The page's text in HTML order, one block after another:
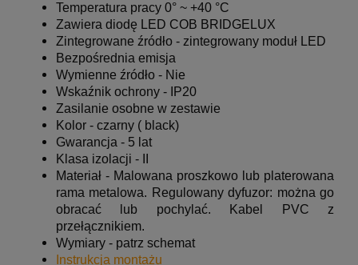
Temperatura pracy 0° ~ +40 °C
Zawiera diodę LED COB BRIDGELUX
Zintegrowane źródło - zintegrowany moduł LED
Bezpośrednia emisja
Wymienne źródło - Nie
Wskaźnik ochrony - IP20
Zasilanie osobne w zestawie
Kolor - czarny ( black)
Gwarancja - 5 lat
Klasa izolacji - II
Materiał - Malowana proszkowo lub platerowana
rama metalowa. Regulowany dyfuzor: można go
obracać lub pochylać. Kabel PVC z
przełącznikiem.
Wymiary - patrz schemat
Instrukcja montażu